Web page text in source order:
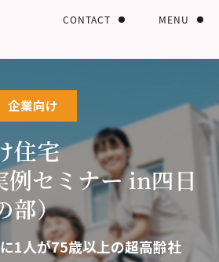
MENU
CONTACT
企業向け
住宅
例セミナー in四日
部）
1人が75歳以上の超高齢社